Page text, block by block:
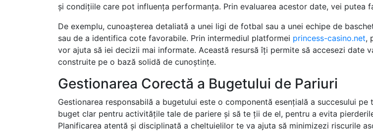
și condițiile care pot influența performanța. Prin evaluarea acestor date, vei putea
De exemplu, cunoașterea detaliată a unei ligi de fotbal sau a unei echipe de
sau de a identifica cote favorabile. Prin intermediul platformei princess-casino.net,
vor ajuta să iei decizii mai informate. Această resursă îți permite să accesezi date
construite pe o bază solidă de cunoștințe.
Gestionarea Corectă a Bugetului de Pariuri
Gestionarea responsabilă a bugetului este o componentă esențială a succesului
buget clar pentru activitățile tale de pariere și să te ții de el, pentru a evita
Planificarea atentă și disciplinată a cheltuielilor te va ajuta să minimizezi riscurile